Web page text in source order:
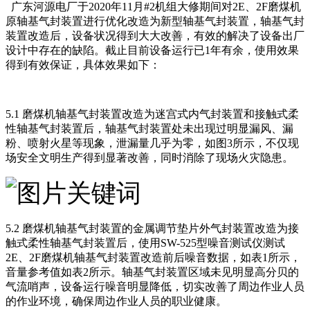
广东河源电厂于2020年11月#2机组大修期间对2E、2F磨煤机
原轴基气封装置进行优化改造为新型轴基气封装置，轴基气封
装置改造后，设备状况得到大大改善，有效的解决了设备出厂
设计中存在的缺陷。截止目前设备运行已1年有余，使用效果
得到有效保证，具体效果如下：
5.1 磨煤机轴基气封装置改造为迷宫式内气封装置和接触式柔
性轴基气封装置后，轴基气封装置处未出现过明显漏风、漏
粉、喷射火星等现象，泄漏量几乎为零，如图3所示，不仅现
场安全文明生产得到显著改善，同时消除了现场火灾隐患。
5.2 磨煤机轴基气封装置的金属调节垫片外气封装置改造为接
触式柔性轴基气封装置后，使用SW-525型噪音测试仪测试
2E、2F磨煤机轴基气封装置改造前后噪音数据，如表1所示，
音量参考值如表2所示。轴基气封装置区域未见明显高分贝的
气流哨声，设备运行噪音明显降低，切实改善了周边作业人员
的作业环境，确保周边作业人员的职业健康。